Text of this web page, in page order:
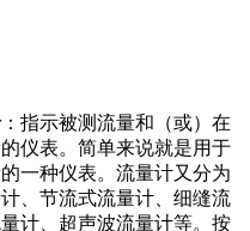
指示被测流量和（或）在
仪表。简单来说就是用于
一种仪表。流量计又分为
、节流式流量计、细缝流
计、超声波流量计等。按